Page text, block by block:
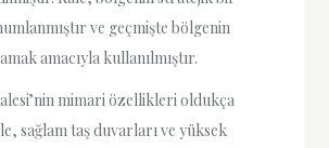
ve geçmişte bölgenin
amacıyla kullanılmıştır.
mimari özellikleri oldukça
sağlam taş duvarları ve yüksek